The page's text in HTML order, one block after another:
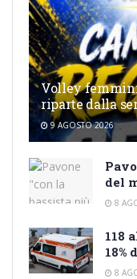
Volley
riparte dalla
9 AGOSTO 2026
del
8
118
18%
8